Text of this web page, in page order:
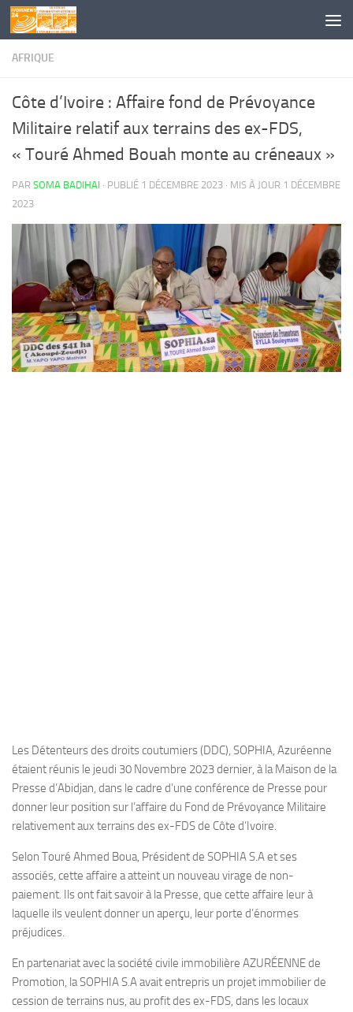
Skip to content
AFRIQUE
Côte d’Ivoire : Affaire fond de Prévoyance
Militaire relatif aux terrains des ex-FDS,
« Touré Ahmed Bouah monte au créneaux »
PAR SOMA BADIHAI · PUBLIÉ 1 DÉCEMBRE 2023 · MIS À JOUR 1 DÉCEMBRE
2023
Les Détenteurs des droits coutumiers (DDC), SOPHIA, Azuréenne
étaient réunis le jeudi 30 Novembre 2023 dernier, à la Maison de la
Presse d’Abidjan, dans le cadre d’une conférence de Presse pour
donner leur position sur l’affaire du Fond de Prévoyance Militaire
relativement aux terrains des ex-FDS de Côte d’Ivoire.
Selon Touré Ahmed Boua, Président de SOPHIA S.A et ses
associés, cette affaire a atteint un nouveau virage de non-
paiement. Ils ont fait savoir à la Presse, que cette affaire leur à
laquelle ils veulent donner un aperçu, leur porte d’énormes
préjudices.
En partenariat avec la société civile immobilière AZURÉENNE de
Promotion, la SOPHIA S.A avait entrepris un projet immobilier de
cession de terrains nus, au profit des ex-FDS, dans les locaux